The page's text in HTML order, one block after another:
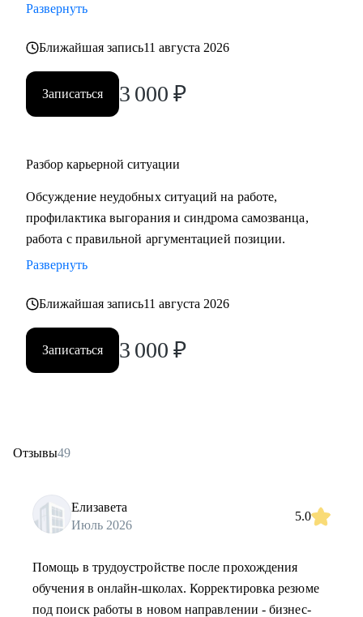
Развернуть
Ближайшая запись11 августа 2026
Записаться 3 000 ₽
Разбор карьерной ситуации
Обсуждение неудобных ситуаций на работе,
профилактика выгорания и синдрома самозванца,
работа с правильной аргументацией позиции.
Развернуть
Ближайшая запись11 августа 2026
Записаться 3 000 ₽
Отзывы49
Елизавета
Июль 2026
5.0
Помощь в трудоустройстве после прохождения
обучения в онлайн-школах. Корректировка резюме
под поиск работы в новом направлении - бизнес-